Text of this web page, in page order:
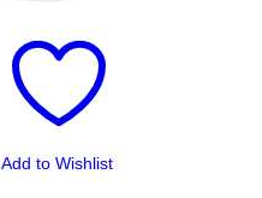
Add to Wishlist